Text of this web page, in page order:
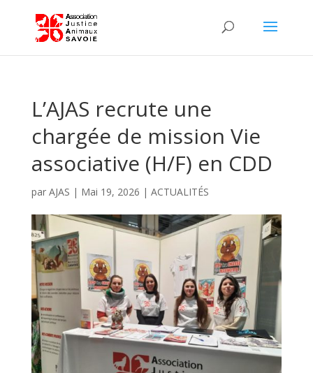
L’AJAS recrute une
chargée de mission Vie
associative (H/F) en CDD
par AJAS | Mai 19, 2026 | ACTUALITÉS